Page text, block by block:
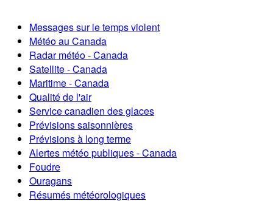
Messages sur le temps violent
Météo au Canada
Radar météo - Canada
Satellite - Canada
Maritime - Canada
Qualité de l'air
Service canadien des glaces
Prévisions saisonnières
Prévisions à long terme
Alertes météo publiques - Canada
Foudre
Ouragans
Résumés météorologiques